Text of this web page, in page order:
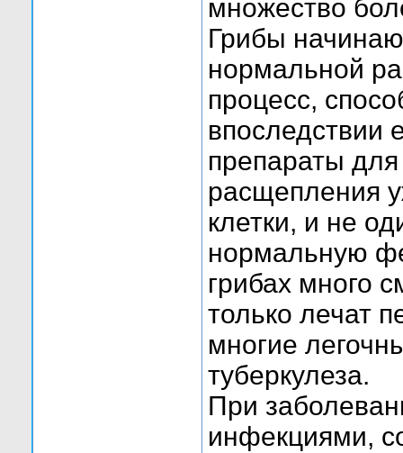
множество
Грибы
нормальной
процесс,
впоследствии
препараты
расщепления
клетки, и не
нормальную
грибах много
только лечат
многие
туберкулеза.
При
инфекциями,